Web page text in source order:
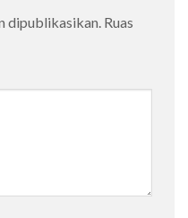
dipublikasikan. Ruas